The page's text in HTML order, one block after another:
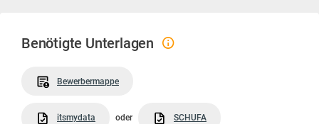
Benötigte Unterlagen
Bewerbermappe
itsmydata oder SCHUFA